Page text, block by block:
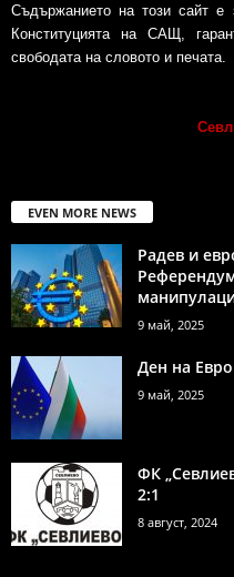
Съдържанието на този сайт е
Конституцията на САЩ,
свободата на словото и печата.
EVEN MORE NEWS
Радев и
9 май, 2025
Ден на
9 май, 2025
ФК
2:1
8 август, 2024